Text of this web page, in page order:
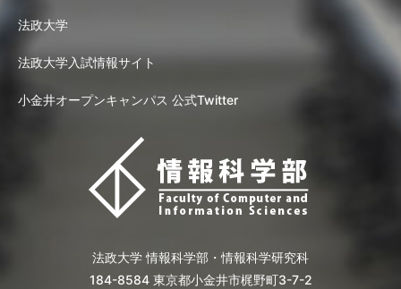
法政大学
法政大学入試情報サイト
小金井オープンキャンパス 公式Twitter
法政大学 情報科学部・情報科学研究科
184-8584 東京都小金井市梶野町3-7-2